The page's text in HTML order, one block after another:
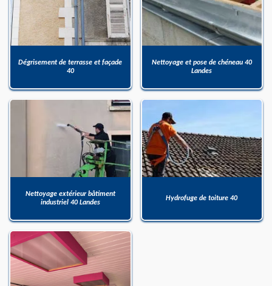
Dégrisement de terrasse et façade
40
Nettoyage et pose de chéneau 40
Landes
Nettoyage extérieur bâtiment
industriel 40 Landes
Hydrofuge de toiture 40